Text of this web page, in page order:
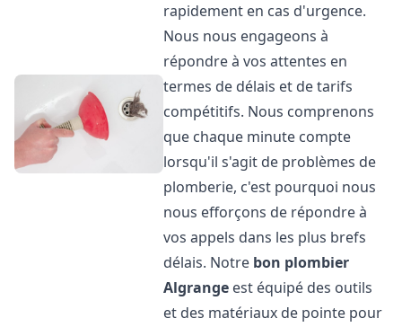
rapidement en cas d'urgence.
Nous nous engageons à
répondre à vos attentes en
termes de délais et de tarifs
compétitifs. Nous comprenons
que chaque minute compte
lorsqu'il s'agit de problèmes de
plomberie, c'est pourquoi nous
nous efforçons de répondre à
vos appels dans les plus brefs
délais. Notre bon plombier
Algrange est équipé des outils
et des matériaux de pointe pour